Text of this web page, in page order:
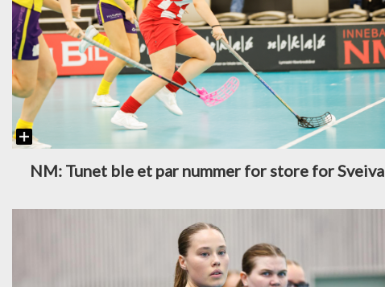
NM: Tunet ble et par nummer for store for Sveiva